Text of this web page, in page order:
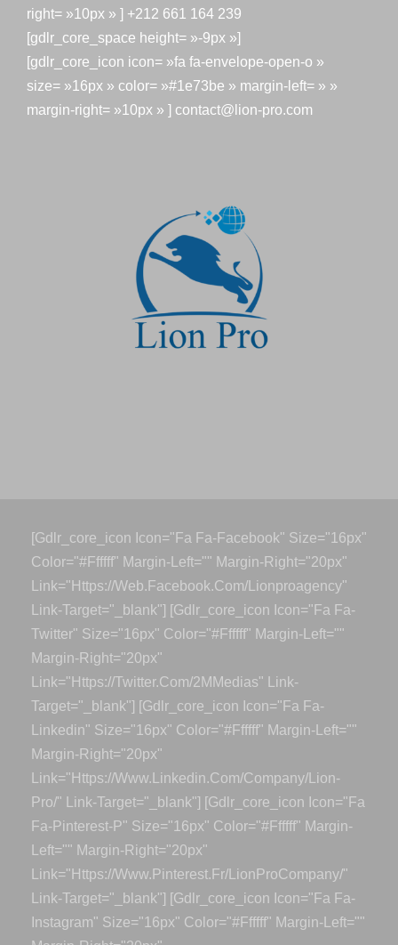
right= »10px » ] +212 661 164 239
[gdlr_core_space height= »-9px »]
[gdlr_core_icon icon= »fa fa-envelope-open-o »
size= »16px » color= »#1e73be » margin-left= » »
margin-right= »10px » ] contact@lion-pro.com
[gdlr_core_icon Icon="fa Fa-Facebook" Size="16px"
Color="#ffffff" Margin-Left="" Margin-Right="20px"
Link="https://web.facebook.com/lionproagency"
Link-Target="_blank"] [gdlr_core_icon Icon="fa Fa-
Twitter" Size="16px" Color="#ffffff" Margin-Left=""
Margin-Right="20px"
Link="https://twitter.com/2MMedias" Link-
Target="_blank"] [gdlr_core_icon Icon="fa Fa-
Linkedin" Size="16px" Color="#ffffff" Margin-Left=""
Margin-Right="20px"
Link="https://www.linkedin.com/company/lion-
Pro/" Link-Target="_blank"] [gdlr_core_icon Icon="fa
Fa-Pinterest-P" Size="16px" Color="#ffffff" Margin-
Left="" Margin-Right="20px"
Link="https://www.pinterest.fr/LionProCompany/"
Link-Target="_blank"] [gdlr_core_icon Icon="fa Fa-
Instagram" Size="16px" Color="#ffffff" Margin-Left=""